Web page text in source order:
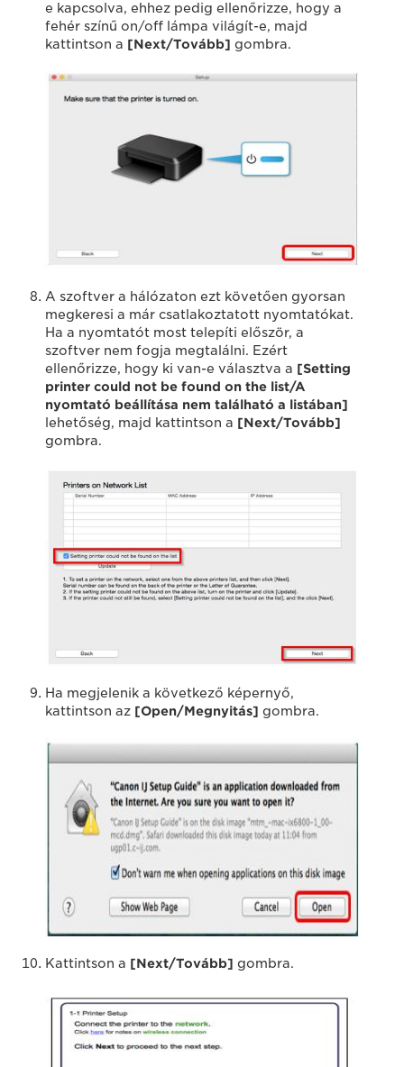
e kapcsolva, ehhez pedig ellenőrizze, hogy a
fehér színű on/off lámpa világít-e, majd
kattintson a [Next/Tovább] gombra.
A szoftver a hálózaton ezt követően gyorsan
megkeresi a már csatlakoztatott nyomtatókat.
Ha a nyomtatót most telepíti először, a
szoftver nem fogja megtalálni. Ezért
ellenőrizze, hogy ki van-e választva a [Setting
printer could not be found on the list/A
nyomtató beállítása nem található a listában]
lehetőség, majd kattintson a [Next/Tovább]
gombra.
Ha megjelenik a következő képernyő,
kattintson az [Open/Megnyitás] gombra.
Kattintson a [Next/Tovább] gombra.